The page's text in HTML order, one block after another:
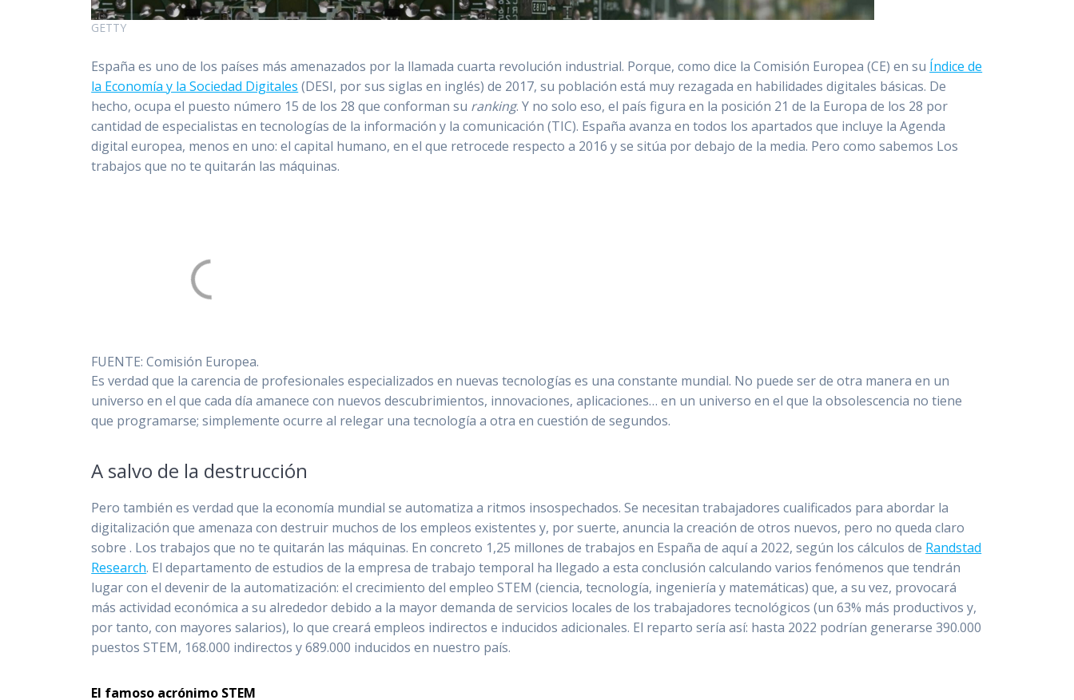
GETTY
España es uno de los países más amenazados por la llamada cuarta revolución industrial. Porque, como dice la Comisión Europea (CE) en su Índice de
la Economía y la Sociedad Digitales (DESI, por sus siglas en inglés) de 2017, su población está muy rezagada en habilidades digitales básicas. De
hecho, ocupa el puesto número 15 de los 28 que conforman su ranking. Y no solo eso, el país figura en la posición 21 de la Europa de los 28 por
cantidad de especialistas en tecnologías de la información y la comunicación (TIC). España avanza en todos los apartados que incluye la Agenda
digital europea, menos en uno: el capital humano, en el que retrocede respecto a 2016 y se sitúa por debajo de la media. Pero como sabemos Los
trabajos que no te quitarán las máquinas.
FUENTE: Comisión Europea.
Es verdad que la carencia de profesionales especializados en nuevas tecnologías es una constante mundial. No puede ser de otra manera en un
universo en el que cada día amanece con nuevos descubrimientos, innovaciones, aplicaciones… en un universo en el que la obsolescencia no tiene
que programarse; simplemente ocurre al relegar una tecnología a otra en cuestión de segundos.
A salvo de la destrucción
Pero también es verdad que la economía mundial se automatiza a ritmos insospechados. Se necesitan trabajadores cualificados para abordar la
digitalización que amenaza con destruir muchos de los empleos existentes y, por suerte, anuncia la creación de otros nuevos, pero no queda claro
sobre . Los trabajos que no te quitarán las máquinas. En concreto 1,25 millones de trabajos en España de aquí a 2022, según los cálculos de Randstad
Research. El departamento de estudios de la empresa de trabajo temporal ha llegado a esta conclusión calculando varios fenómenos que tendrán
lugar con el devenir de la automatización: el crecimiento del empleo STEM (ciencia, tecnología, ingeniería y matemáticas) que, a su vez, provocará
más actividad económica a su alrededor debido a la mayor demanda de servicios locales de los trabajadores tecnológicos (un 63% más productivos y,
por tanto, con mayores salarios), lo que creará empleos indirectos e inducidos adicionales. El reparto sería así: hasta 2022 podrían generarse 390.000
puestos STEM, 168.000 indirectos y 689.000 inducidos en nuestro país.
El famoso acrónimo STEM